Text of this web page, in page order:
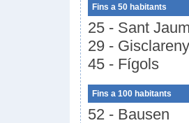
Fins a 50 habitants
25 - Sant
29 - Gisclareny
45 - Fígols
Fins a 100 habitants
52 - Bausen